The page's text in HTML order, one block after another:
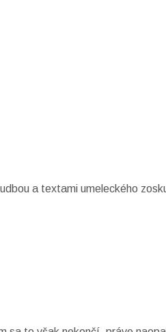
a textami umeleckého